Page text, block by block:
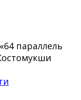
параллель